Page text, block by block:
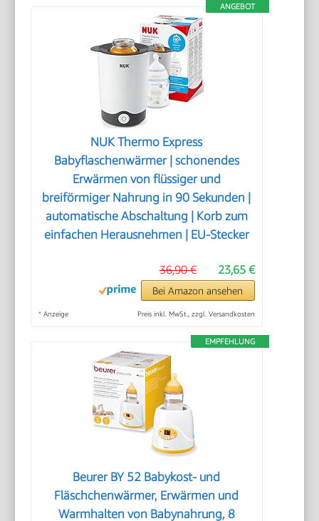
ANGEBOT
NUK Thermo Express
Babyflaschenwärmer | schonendes
Erwärmen von flüssiger und
breiförmiger Nahrung in 90 Sekunden |
automatische Abschaltung | Korb zum
einfachen Herausnehmen | EU-Stecker
23,65 €
36,90 €
Bei Amazon ansehen
* Anzeige Preis inkl. MwSt., zzgl. Versandkosten
EMPFEHLUNG
Beurer BY 52 Babykost- und
Fläschchenwärmer, Erwärmen und
Warmhalten von Babynahrung, 8